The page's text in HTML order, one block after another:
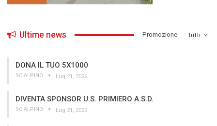
Tutti
Ultime news ­Promozione
DONA IL TUO 5X1000
SCIALPINO Lug 21, 2026
DIVENTA SPONSOR U.S. PRIMIERO A.S.D.
SCIALPINO Lug 21, 2026